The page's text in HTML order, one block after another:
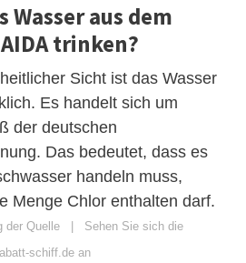
Wasser aus dem
trinken?
Sicht ist das Wasser
Es handelt sich um
der deutschen
Das bedeutet, dass es
handeln muss,
Menge Chlor enthalten darf.
der Quelle | Sehen Sie sich die
schiff.de an